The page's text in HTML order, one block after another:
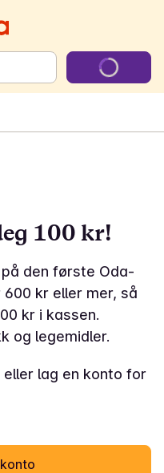
100 kr!
den første Oda-
kr eller mer, så
kr i kassen.
og legemidler.
lag en konto for